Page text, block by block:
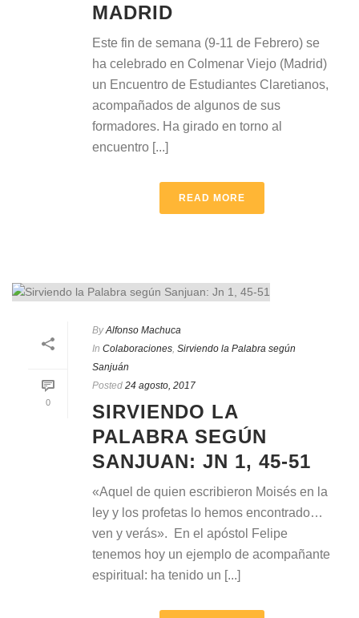
MADRID
Este fin de semana (9-11 de Febrero) se
ha celebrado en Colmenar Viejo (Madrid)
un Encuentro de Estudiantes Claretianos,
acompañados de algunos de sus
formadores. Ha girado en torno al
encuentro [...]
READ MORE
0
By Alfonso Machuca
In Colaboraciones Sirviendo la Palabra según
Sanjuán
Posted 24 agosto, 2017
SIRVIENDO LA
PALABRA SEGÚN
SANJUAN: JN 1, 45-51
«Aquel de quien escribieron Moisés en la
ley y los profetas lo hemos encontrado…
ven y verás». En el apóstol Felipe
tenemos hoy un ejemplo de acompañante
espiritual: ha tenido un [...]